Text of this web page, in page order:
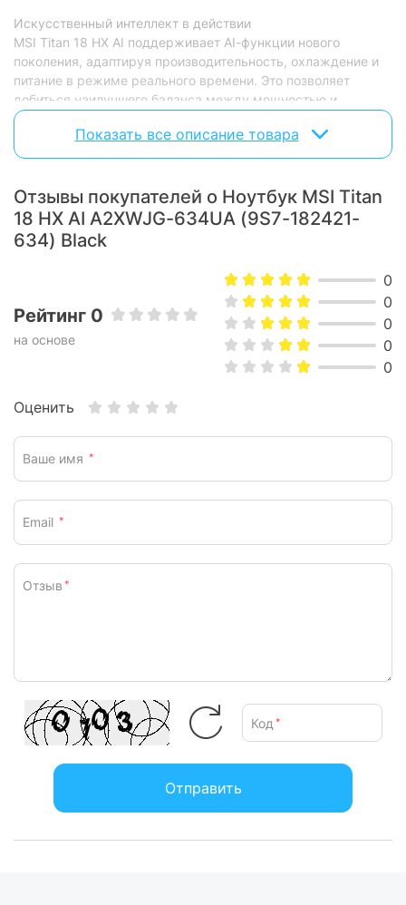
Искусственный интеллект в действии
MSI Titan 18 HX AI поддерживает AI-функции нового
поколения, адаптируя производительность, охлаждение и
питание в режиме реального времени. Это позволяет
добиться наилучшего баланса между мощностью и
эффективностью под любое задание.
Премиум-функции и Windows 11 Pro
система охлаждения Cooler Boost Titan, Hi-Res аудио,
поддержка Thunderbolt 4, Wi-Fi 7 и Windows 11 Pro – все для
самых требовательных пользователей.
Показать все описание товара
Отзывы покупателей о Ноутбук MSI Titan
18 HX AI A2XWJG-634UA (9S7-182421-
634) Black
Рейтинг 0
на основе
0
0
0
0
0
Оценить
Ваше имя *
Email *
Отзыв *
Код *
Отправить